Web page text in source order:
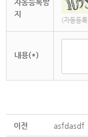
자동등록방
지
(자동등
내용(*)
이전 asfdasdf